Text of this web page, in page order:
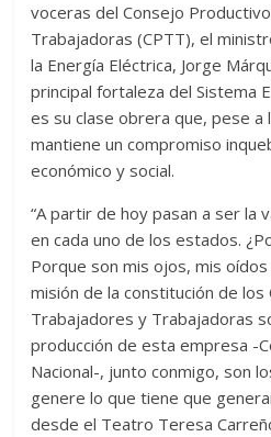
voceras del Consejo
Trabajadoras (CPTT), el
la Energía Eléctrica, Jorge
principal fortaleza del Sistema
es su clase obrera que, pese a
mantiene un compromiso
económico y social.
“A partir de hoy pasan a ser la
en cada uno de los estados.
Porque son mis ojos, mis
misión de la constitución de
Trabajadores y Trabajadoras
producción de esta empresa -
Nacional-, junto conmigo, son
genere lo que tiene que
desde el Teatro Teresa